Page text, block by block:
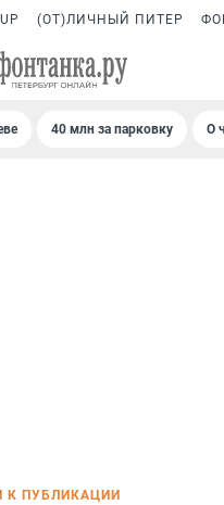
(ОТ)ЛИЧНЫЙ ПИТЕР
40 млн за парковку О
К ПУБЛИКАЦИИ